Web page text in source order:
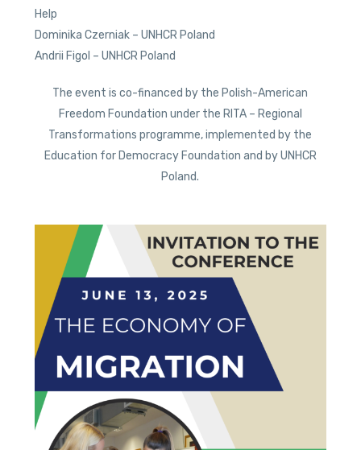
Help
Dominika Czerniak – UNHCR Poland
Andrii Figol – UNHCR Poland
The event is co-financed by the Polish-American
Freedom Foundation under the RITA – Regional
Transformations programme, implemented by the
Education for Democracy Foundation and by UNHCR
Poland.